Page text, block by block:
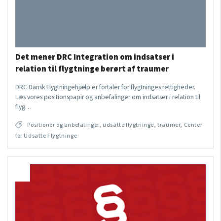
Det mener DRC Integration om indsatser i
relation til flygtninge berørt af traumer
DRC Dansk Flygtningehjælp er fortaler for flygtninges rettigheder.
Læs vores positionspapir og anbefalinger om indsatser i relation til
flyg…
Positioner og anbefalinger, udsatte flygtninge, traumer, Center
for Udsatte Flygtninge